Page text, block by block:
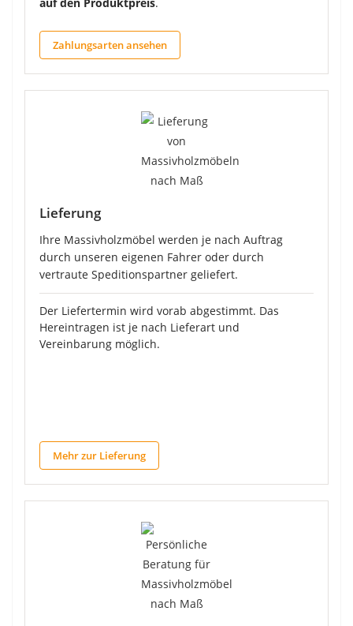
auf den Produktpreis.
Zahlungsarten ansehen
Lieferung
Ihre Massivholzmöbel werden je nach Auftrag
durch unseren eigenen Fahrer oder durch
vertraute Speditionspartner geliefert.
Der Liefertermin wird vorab abgestimmt. Das
Hereintragen ist je nach Lieferart und
Vereinbarung möglich.
Mehr zur Lieferung